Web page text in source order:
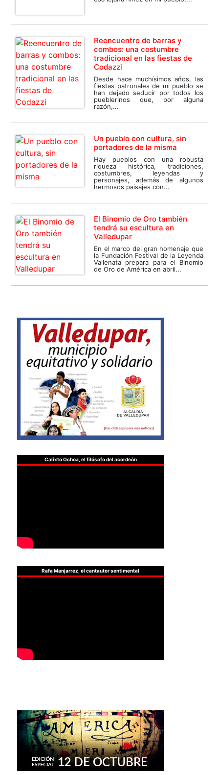
Reencuentro de barras y
combos: una costumbre
tradicional en las fiestas de
Codazzi
Desde hace muchísimos años, las
fiestas patronales de mi pueblo se
han dejado seducir por todos los
pueblerinos que, por alguna
razón,...
Un pueblo con cultura, sin
portadores de la misma
Hay pueblos con una robusta
riqueza histórica, tradiciones,
costumbres, leyendas y
personajes, además de algunos
hermosos paisajes con...
El Binomio de Oro también
tendrá su escultura en
Valledupar
En el marco del gran homenaje que
la Fundación Festival de la Leyenda
Vallenata prepara para el Binomio
de Oro de América en abril...
Calixto Ochoa, el filósofo del acordeón
Rafa Manjarrez, el cantautor sentimental